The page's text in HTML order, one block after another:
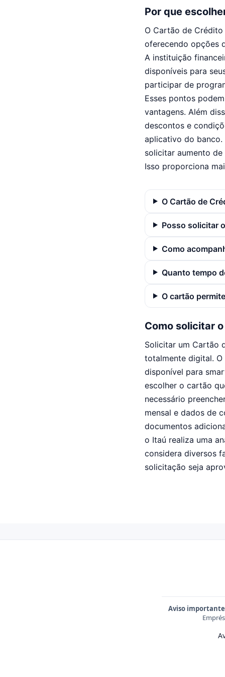
Por que
O Cartão de
oferecendo opções
A instituição
disponíveis para
participar de
Esses pontos
vantagens. Além
descontos e
aplicativo do banco.
solicitar aumento
Isso proporciona
O Cartão de
Posso solicitar
Como
Quanto tempo
O cartão
Como solicitar
Solicitar um Cartão
totalmente digital.
disponível para
escolher o cartão
necessário
mensal e dados de
documentos
o Itaú realiza uma
considera diversos
solicitação seja
Aviso